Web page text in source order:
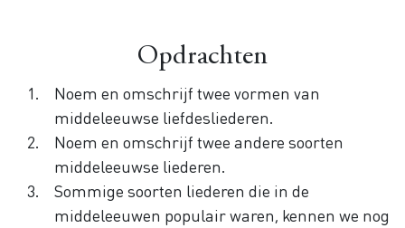
Opdrachten
Noem en omschrijf twee vormen van
middeleeuwse liefdesliederen.
Noem en omschrijf twee andere soorten
middeleeuwse liederen.
Sommige soorten liederen die in de
middeleeuwen populair waren, kennen we nog